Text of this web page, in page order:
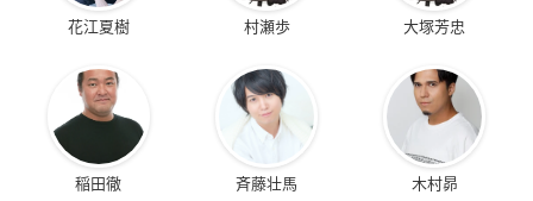
花江夏樹 村瀬歩 大塚芳忠
稲田徹 斉藤壮馬 木村昴